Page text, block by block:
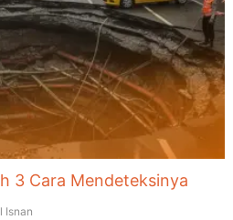
3 Cara Mendeteksinya
Isnan